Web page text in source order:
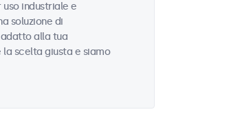
industriale e
soluzione di
alla tua
scelta giusta e siamo